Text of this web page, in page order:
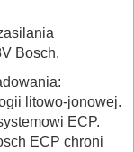
Bosch.
litowo-jonowej.
ECP.
ECP chroni